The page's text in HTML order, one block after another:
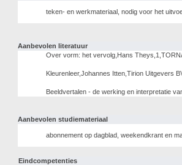
teken- en werkmateriaal, nodig voor het
Aanbevolen literatuur
Over vorm: het vervolg,Hans
Kleurenleer,Johannes Itten,Tirion Uitgevers
Beeldvertalen - de werking en interpretatie
Aanbevolen studiemateriaal
abonnement op dagblad, weekendkrant en
Eindcompetenties